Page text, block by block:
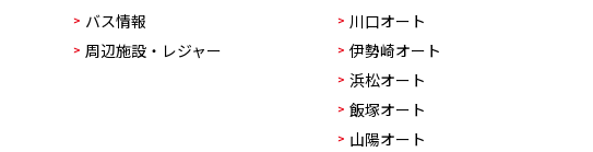
バス情報
周辺施設・レジャー
川口オート
伊勢崎オート
浜松オート
飯塚オート
山陽オート